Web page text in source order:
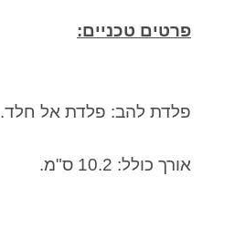
פרטים טכניים:
פלדת להב: פלדת אל חלד.
אורך כולל: 10.2 ס"מ.